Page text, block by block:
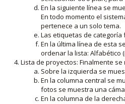
En la siguiente línea se
En todo momento el
pertenece a un solo tema.
Las etiquetas de
En la última línea de esta
ordenar la lista: Alfabético
Lista de proyectos: Finalmente
Sobre la izquierda se
En la columna central se
fotos se muestra una
En la columna de la